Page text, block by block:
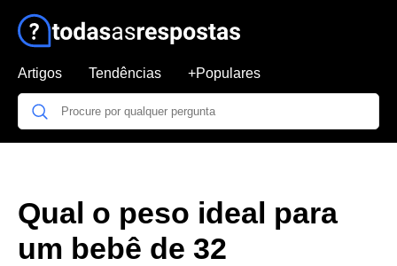
Artigos Tendências +Populares
Qual o peso ideal para
um bebê de 32